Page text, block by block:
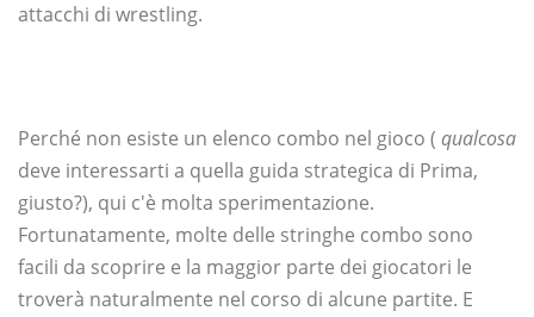
attacchi di wrestling.
Perché non esiste un elenco combo nel gioco ( qualcosa
deve interessarti a quella guida strategica di Prima,
giusto?), qui c'è molta sperimentazione.
Fortunatamente, molte delle stringhe combo sono
facili da scoprire e la maggior parte dei giocatori le
troverà naturalmente nel corso di alcune partite. E